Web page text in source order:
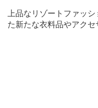
上品なリゾートファッ
た新たな衣料品やアクセ